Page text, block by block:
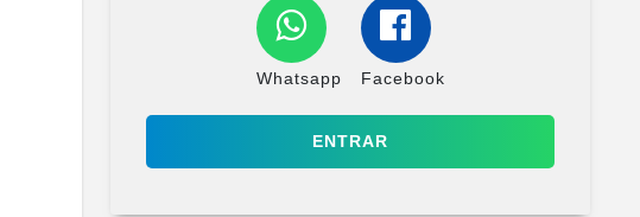
Whatsapp Facebook
ENTRAR